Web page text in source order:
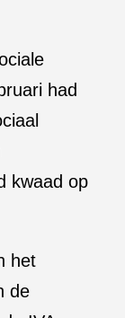
had
kwaad op
het
de